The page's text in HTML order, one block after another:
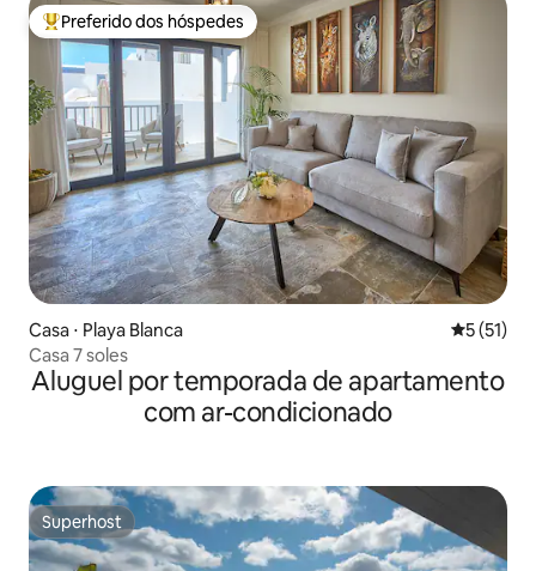
Entre os melhores preferidos dos hóspedes
Preferido dos hóspedes
Casa ⋅ Playa Blanca 5 de uma
5 (51)
Casa 7 soles
Aluguel por temporada de apartamento
com ar-condicionado
Superhost
Superhost